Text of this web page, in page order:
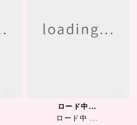
ロード中...
ロード中 ...